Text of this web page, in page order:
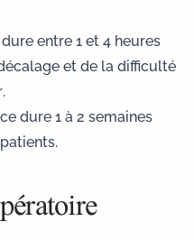
entre 1 et 4 heures
et de la difficulté
dure 1 à 2 semaines